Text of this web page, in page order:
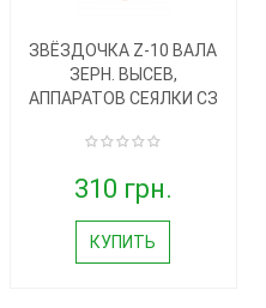
ЗВЁЗДОЧКА Z-10 ВАЛА
ЗЕРН. ВЫСЕВ,
АППАРАТОВ СЕЯЛКИ СЗ
310 грн.
КУПИТЬ